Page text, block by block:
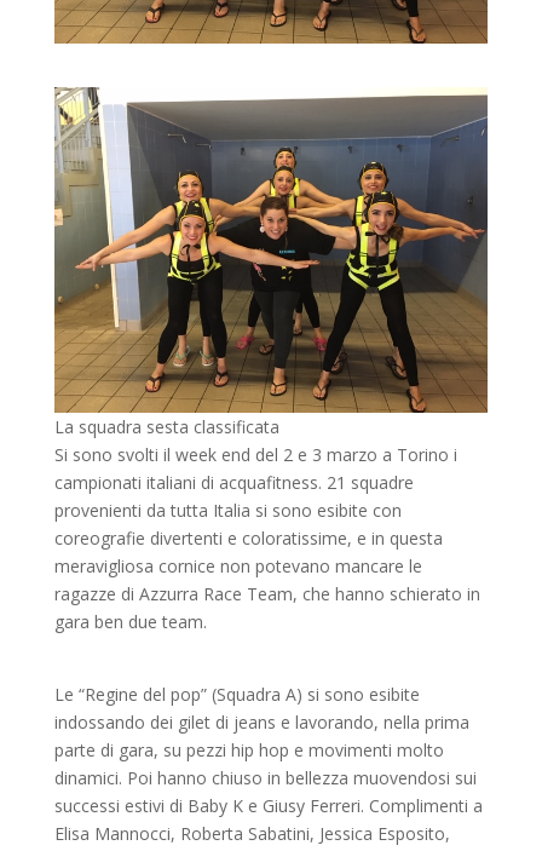
La squadra sesta classificata
Si sono svolti il week end del 2 e 3 marzo a Torino i
campionati italiani di acquafitness. 21 squadre
provenienti da tutta Italia si sono esibite con
coreografie divertenti e coloratissime, e in questa
meravigliosa cornice non potevano mancare le
ragazze di Azzurra Race Team, che hanno schierato in
gara ben due team.
Le “Regine del pop” (Squadra A) si sono esibite
indossando dei gilet di jeans e lavorando, nella prima
parte di gara, su pezzi hip hop e movimenti molto
dinamici. Poi hanno chiuso in bellezza muovendosi sui
successi estivi di Baby K e Giusy Ferreri. Complimenti a
Elisa Mannocci, Roberta Sabatini, Jessica Esposito,